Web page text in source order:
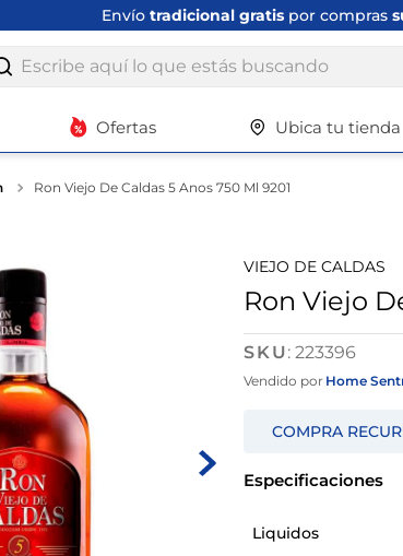
Envío tradicional gratispor compras
aquí lo que estás buscando
Ofertas Ubica tu tienda
Ron Viejo De Caldas 5 Anos 750 Ml 9201
VIEJO DE CALDAS
Ron Viejo
:223396
Vendido por Home
Especificaciones
Liquidos
Términos más buscados
silla
closet
cafetera
.
cuadros